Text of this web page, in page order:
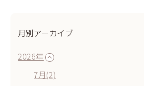
月別アーカイブ
2026年
7月(2)